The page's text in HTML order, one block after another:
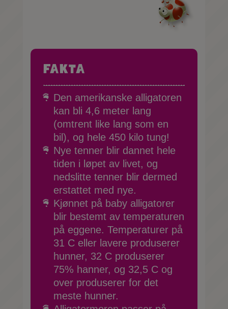
Fakta
Den amerikanske alligatoren
kan bli 4,6 meter lang
(omtrent like lang som en
bil), og hele 450 kilo tung!
Nye tenner blir dannet hele
tiden i løpet av livet, og
nedslitte tenner blir dermed
erstattet med nye.
Kjønnet på baby alligatorer
blir bestemt av temperaturen
på eggene. Temperaturer på
31 C eller lavere produserer
hunner, 32 C produserer
75% hanner, og 32,5 C og
over produserer for det
meste hunner.